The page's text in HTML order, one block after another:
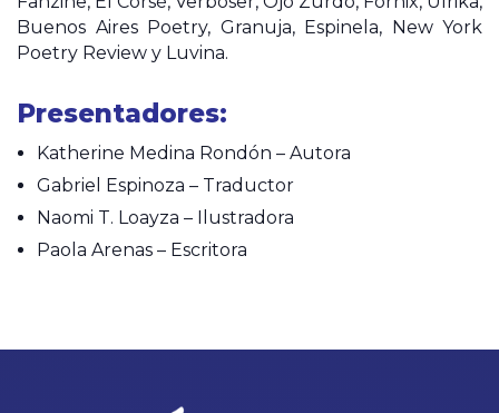
Buenos Aires Poetry, Granuja, Espinela, New York
Poetry Review y Luvina.
Presentadores:
Katherine Medina Rondón – Autora
Gabriel Espinoza – Traductor
Naomi T. Loayza – Ilustradora
Paola Arenas – Escritora